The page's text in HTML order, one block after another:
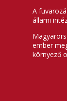
A
állami
ember
környező